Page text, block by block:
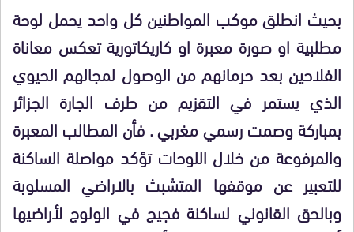
بحيث انطلق موكب المواطنين كل واحد يحمل لوحة
مطلبية او صورة معبرة او كاريكاتورية تعكس معاناة
الفلاحين بعد حرمانهم من الوصول لمجالهم الحيوي
الذي يستمر في التقزيم من طرف الجارة الجزائر
بمباركة وصمت رسمي مغربي . فأن المطالب المعبرة
والمرفوعة من خلال اللوحات تؤكد مواصلة الساكنة
للتعبير عن موقفها المتشبث بالاراضي المسلوبة
وبالحق القانوني لساكنة فجيج في الولوج لأراضيها